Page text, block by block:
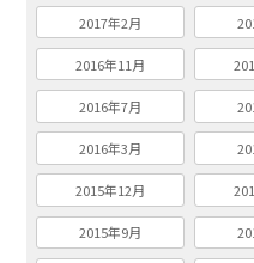
2017年2月
2016年11月
2016年7月
2016年3月
2015年12月
2015年9月